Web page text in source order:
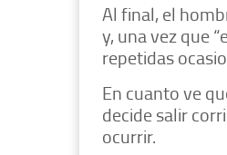
Al final, el
y, una vez que
repetidas
En cuanto ve
decide salir
ocurrir.